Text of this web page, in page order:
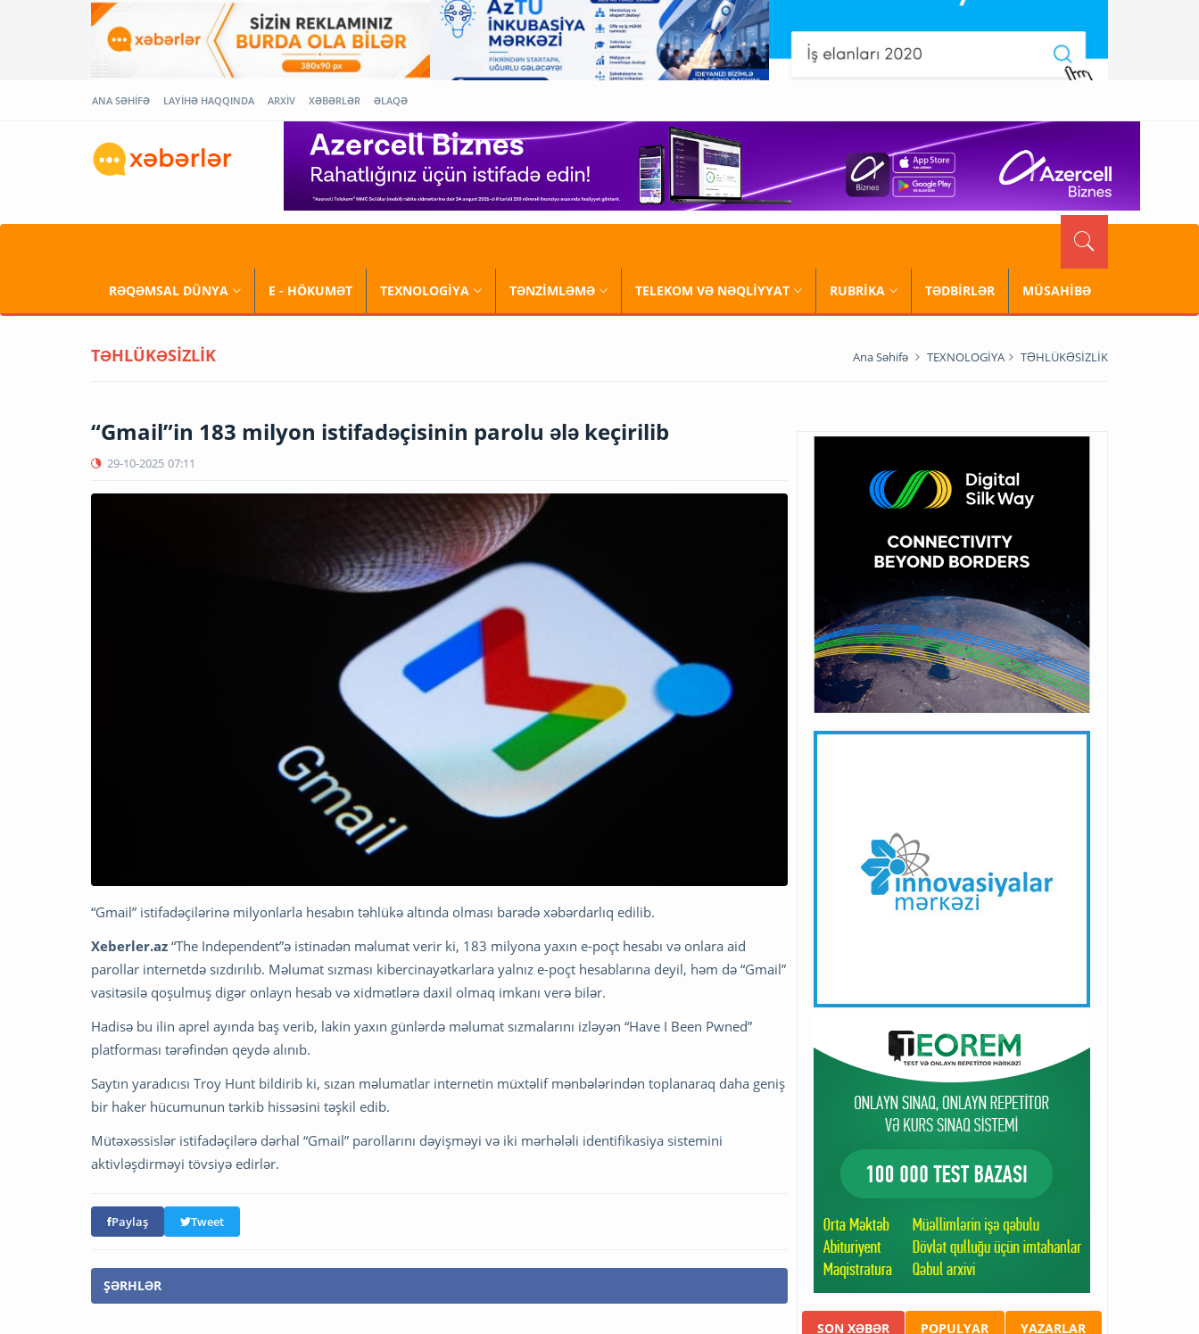
ANA SƏHİFƏ LAYİHƏ HAQQINDA ARXİV XƏBƏRLƏR ƏLAQƏ
RƏQƏMSAL DÜNYA E - HÖKUMƏT TEXNOLOGİYA TƏNZİMLƏMƏ TELEKOM VƏ NƏQLİYYAT RUBRİKA TƏDBİRLƏR MÜSAHİBƏ
TƏHLÜKƏSİZLİK Ana Səhifə TEXNOLOGİYA TƏHLÜKƏSİZLİK
“Gmail”in 183 milyon istifadəçisinin parolu ələ keçirilib
29-10-2025 07:11
“Gmail” istifadəçilərinə milyonlarla hesabın təhlükə altında olması barədə xəbərdarlıq edilib.
Xeberler.az “The Independent”ə istinadən məlumat verir ki, 183 milyona yaxın e-poçt hesabı və onlara aid
parollar internetdə sızdırılıb. Məlumat sızması kibercinayətkarlara yalnız e-poçt hesablarına deyil, həm də “Gmail”
vasitəsilə qoşulmuş digər onlayn hesab və xidmətlərə daxil olmaq imkanı verə bilər.
Hadisə bu ilin aprel ayında baş verib, lakin yaxın günlərdə məlumat sızmalarını izləyən “Have I Been Pwned”
platforması tərəfindən qeydə alınıb.
Saytın yaradıcısı Troy Hunt bildirib ki, sızan məlumatlar internetin müxtəlif mənbələrindən toplanaraq daha geniş
bir haker hücumunun tərkib hissəsini təşkil edib.
Mütəxəssislər istifadəçilərə dərhal “Gmail” parollarını dəyişməyi və iki mərhələli identifikasiya sistemini
aktivləşdirməyi tövsiyə edirlər.
Paylaş Tweet
ŞƏRHLƏR
SON XƏBƏR POPULYAR YAZARLAR